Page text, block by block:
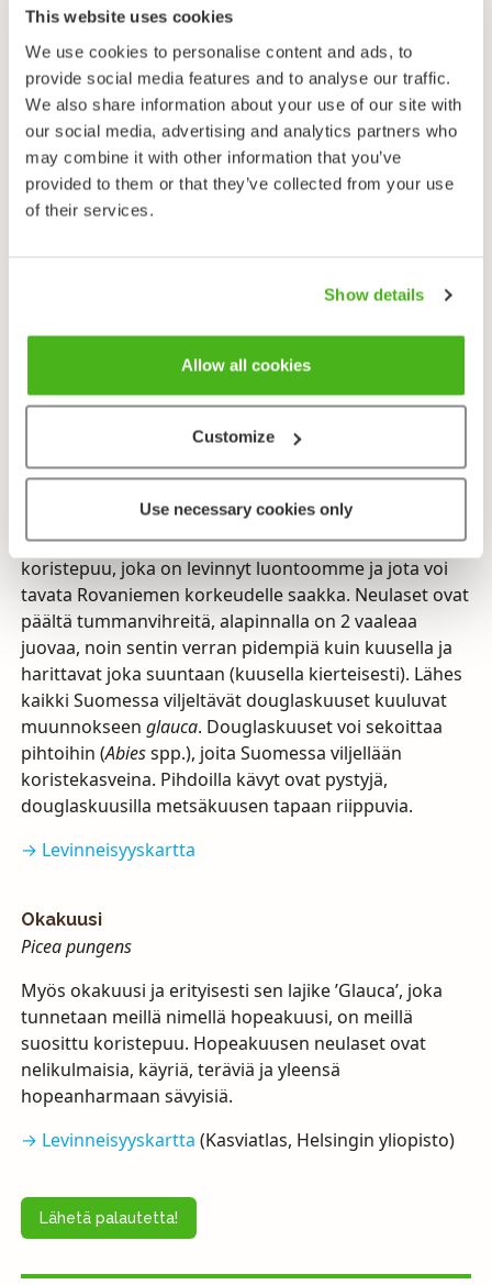
This website uses cookies
We use cookies to personalise content and ads, to
provide social media features and to analyse our traffic.
We also share information about your use of our site with
our social media, advertising and analytics partners who
may combine it with other information that you’ve
provided to them or that they’ve collected from your use
of their services.
Show details
Allow all cookies
Customize
Use necessary cookies only
metsäkuusi jakautuu kahteen alalajiin, joista
leveämpilatvuksinen nimilaji euroopankuusi (ssp.
abies) vallitsee Etelä-Suomessa ja erittäin
kapealatvuksinen siperiankuusi (ssp.
obovata
) Pohjois-
Suomessa. Monissa teoksissa siperiankuusi
luokitellaan omaksi lajikseen
Picea obovata
. Laji tai
alalaji, se on euroopankuusta lyhyempi (max. 20 m),
kapeampi ja pienikäpyisempi. Välimuodot ovat hyvin
tunnetuimmista on riippuvaoksainen, harvaan
aurea), purppura- (f.
riippakuusi (f.viminalis).
Harmaadouglaskuusi (Lännendouglaskuusi)
Pseudozuga menziesii
(Harmaa)douglaskuusi on Suomessa melko yleinen
koristepuu, joka on levinnyt luontoomme ja jota voi
tavata Rovaniemen korkeudelle saakka. Neulaset ovat
päältä tummanvihreitä, alapinnalla on 2 vaaleaa
juovaa, noin sentin verran pidempiä kuin kuusella ja
harittavat joka suuntaan (kuusella kierteisesti). Lähes
kaikki Suomessa viljeltävät douglaskuuset kuuluvat
muunnokseen glauca. Douglaskuuset voi sekoittaa
pihtoihin (Abiesspp.), joita Suomessa viljellään
koristekasveina. Pihdoilla kävyt ovat pystyjä,
douglaskuusilla metsäkuusen tapaan riippuvia.
→ Levinneisyyskartta
Okakuusi
Picea pungens
Myös okakuusi ja erityisesti sen lajike ’Glauca’, joka
tunnetaan meillä nimellä hopeakuusi, on meillä
suosittu koristepuu. Hopeakuusen neulaset ovat
nelikulmaisia, käyriä, teräviä ja yleensä
hopeanharmaan sävyisiä.
→ Levinneisyyskartta (Kasviatlas, Helsingin yliopisto)
Lähetä palautetta!